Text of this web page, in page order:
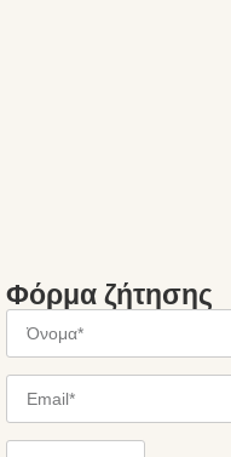
Φόρμα ζήτησης